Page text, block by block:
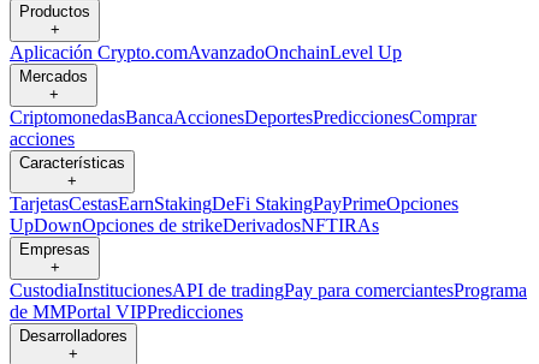
Productos
+
Aplicación Crypto.comAvanzadoOnchainLevel Up
Mercados
+
CriptomonedasBancaAccionesDeportesPrediccionesComprar
acciones
Características
+
TarjetasCestasEarnStakingDeFi StakingPayPrimeOpciones
UpDownOpciones de strikeDerivadosNFTIRAs
Empresas
+
CustodiaInstitucionesAPI de tradingPay para comerciantesPrograma
de MMPortal VIPPredicciones
Desarrolladores
+